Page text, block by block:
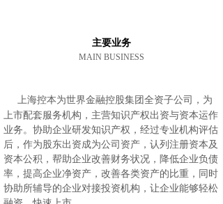
主要业务
MAIN BUSINESS
上海控本为世界金融控股集团全资子公司，为
上市配套服务机构，主营知识产权出资与资本运作
业务。协助企业研发知识产权，经过专业机构评估
后，作为股东出资成为公司资产，认列注册资本及
资本公积，帮助企业改善财务状况，降低企业负债
率，提高企业净资产，改善各类资产的比重，同时
协助所辅导的企业对接投资机构，让企业能够轻松